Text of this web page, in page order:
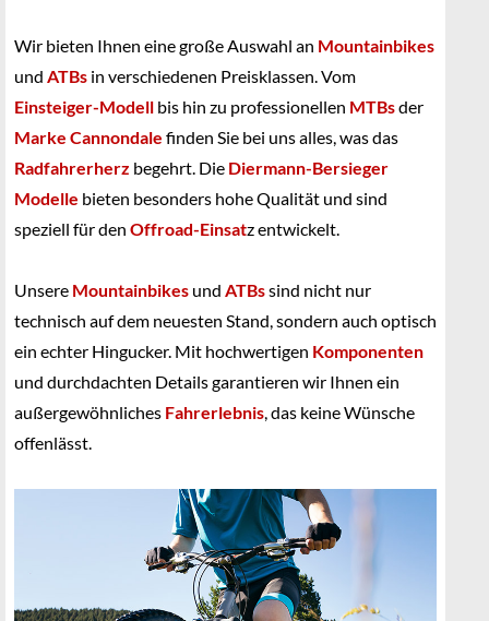
Wir bieten Ihnen eine große Auswahl an Mountainbikes
und ATBs in verschiedenen Preisklassen. Vom
Einsteiger-Modell bis hin zu professionellen MTBsder
Marke Cannondale finden Sie bei uns alles, was das
Radfahrerherz begehrt. Die Diermann-Bersieger
Modelle bieten besonders hohe Qualität und sind
speziell für den Offroad-Einsatz entwickelt.
Unsere Mountainbikes und ATBssind nicht nur
technisch auf dem neuesten Stand, sondern auch optisch
ein echter Hingucker. Mit hochwertigen Komponenten
und durchdachten Details garantieren wir Ihnen ein
außergewöhnliches Fahrerlebnis, das keine Wünsche
offenlässt.